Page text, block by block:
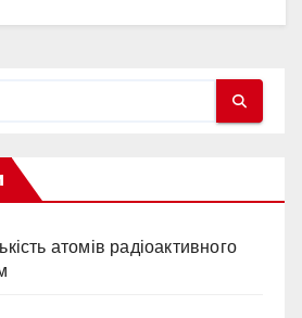
атомів радіоактивного